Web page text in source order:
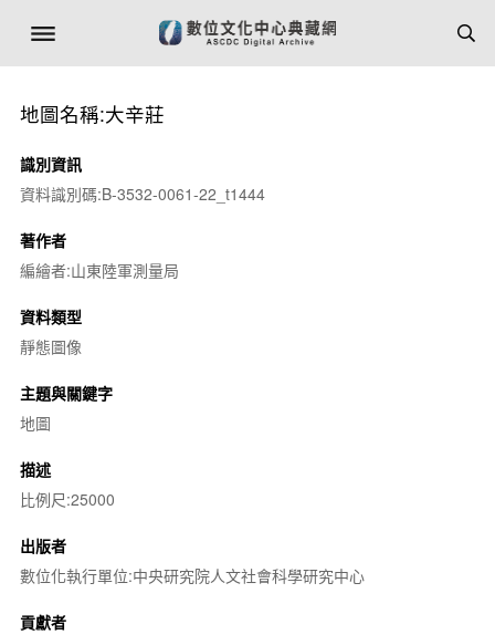
地圖名稱:大辛莊
識別資訊
資料識別碼:B-3532-0061-22_t1444
著作者
編繪者:山東陸軍測量局
資料類型
靜態圖像
主題與關鍵字
地圖
描述
比例尺:25000
出版者
數位化執行單位:中央研究院人文社會科學研究中心
貢獻者